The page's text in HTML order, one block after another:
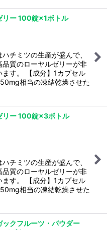
リー 100錠×1ボトル
ハチミツの生産が盛んで、
品質のローヤルゼリーが非
す。 【成分】1カプセル
相当の凍結乾燥させた
リー 100錠×3ボトル
ハチミツの生産が盛んで、
品質のローヤルゼリーが非
す。 【成分】1カプセル
相当の凍結乾燥させた
ックフルーツ・パウダー